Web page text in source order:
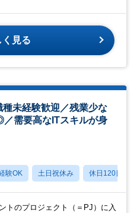
く見る
種未経験歓迎／残業少な
需要高なITスキルが身
験OK 土日祝休み 休日120日以上
トのプロジェクト（＝PJ）に⼊